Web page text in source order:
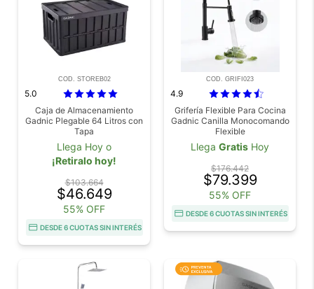
COD. STOREB02
5.0
Caja de Almacenamiento
Gadnic Plegable 64 Litros con
Tapa
Llega Hoy o
¡Retiralo hoy!
$103.664
$46.649
55% OFF
DESDE 6 CUOTAS SIN INTERÉS
COD. GRIFI023
4.9
Grifería Flexible Para Cocina
Gadnic Canilla Monocomando
Flexible
Llega Gratis Hoy
$176.442
$79.399
55% OFF
DESDE 6 CUOTAS SIN INTERÉS